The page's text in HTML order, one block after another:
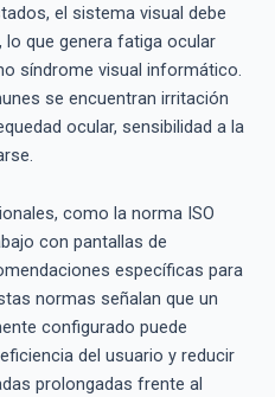
el sistema visual debe
que genera fatiga ocular
síndrome visual informático.
se encuentran irritación
ocular, sensibilidad a la
como la norma ISO
con pantallas de
específicas para
normas señalan que un
configurado puede
del usuario y reducir
prolongadas frente al